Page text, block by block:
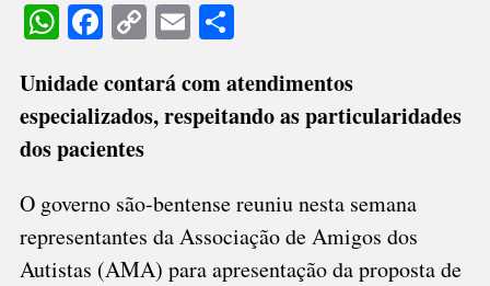
DA
WhatsApp
Facebook
CopyEmailShare
Unidade contará com atendimentos
especializados, respeitando as particularidades
dos pacientes
O governo são-bentense reuniu nesta semana
representantes da Associação de Amigos dos
Autistas (AMA) para apresentação da proposta de